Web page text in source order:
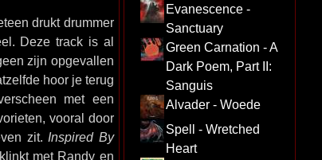
drukt drummer
Deze track is al
zijn opgevallen
hoor je terug
met een
vooral door
zit. Inspired By
met Randy en
Evanescence -
Sanctuary
Green Carnation - A
Dark Poem, Part II:
Sanguis
Alvader - Woede
Spell - Wretched
Heart